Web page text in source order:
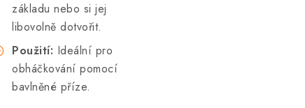
základu nebo si jej
libovolně dotvořit.
Použití: Ideální pro
obháčkování pomocí
bavlněné příze.